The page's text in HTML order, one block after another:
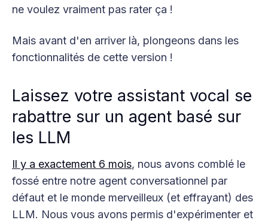
ne voulez vraiment pas rater ça !
Mais avant d'en arriver là, plongeons dans les
fonctionnalités de cette version !
Laissez votre assistant vocal se
rabattre sur un agent basé sur
les LLM
Il y a exactement 6 mois, nous avons comblé le
fossé entre notre agent conversationnel par
défaut et le monde merveilleux (et effrayant) des
LLM. Nous vous avons permis d'expérimenter et